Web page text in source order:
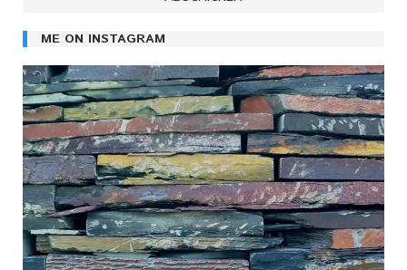
ME ON INSTAGRAM